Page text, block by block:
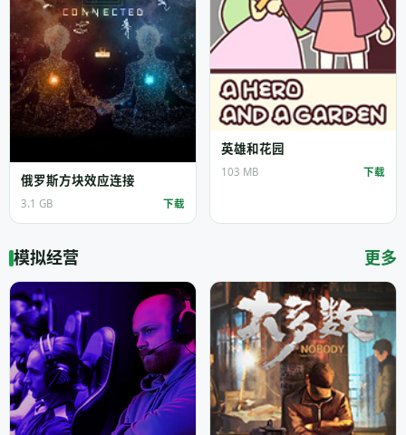
俄罗斯方块效应连接
3.1 GB 下载
英雄和花园
103 MB 下载
模拟经营 更多